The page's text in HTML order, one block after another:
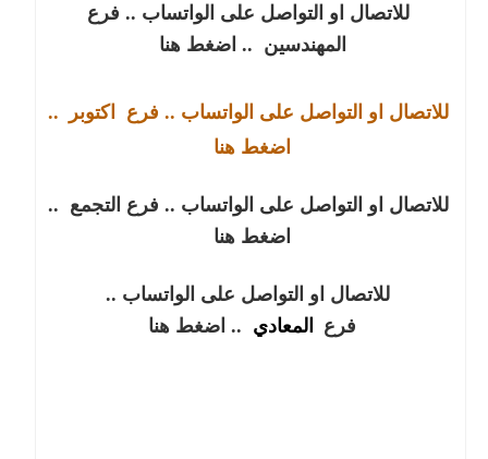
للاتصال او التواصل على الواتساب .. فرع
المهندسين .. اضغط هنا
للاتصال او التواصل على الواتساب .. فرع اكتوبر
..
اضغط هنا
للاتصال او التواصل على الواتساب .. فرع التجمع ..
اضغط هنا
للاتصال او التواصل على الواتساب ..
فرع
المعادي .. اضغط هنا